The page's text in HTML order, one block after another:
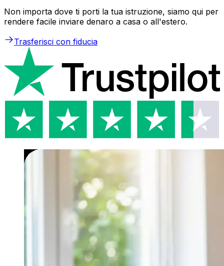
Non importa dove ti porti la tua istruzione, siamo qui per
rendere facile inviare denaro a casa o all'estero.
Trasferisci con fiducia